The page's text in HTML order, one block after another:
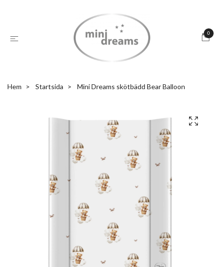
0
Hem Startsida Mini Dreams skötbädd Bear Balloon